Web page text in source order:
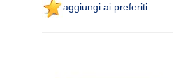
aggiungi ai preferiti